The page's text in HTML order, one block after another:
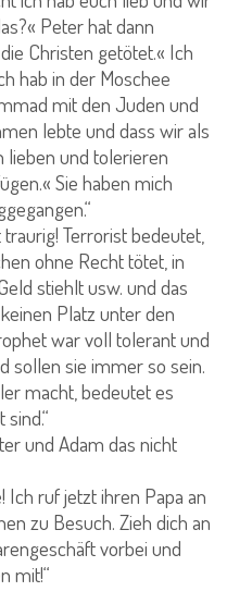
Peter hat dann
Christen getötet.« Ich
hab in der Moschee
mit den Juden und
lebte und dass wir als
lieben und tolerieren
Sie haben mich
traurig! Terrorist bedeutet,
ohne Recht tötet, in
stiehlt usw. und das
Platz unter den
war voll tolerant und
sollen sie immer so sein.
macht, bedeutet es
und Adam das nicht
Ich ruf jetzt ihren Papa an
zu Besuch. Zieh dich an
vorbei und
mit!“